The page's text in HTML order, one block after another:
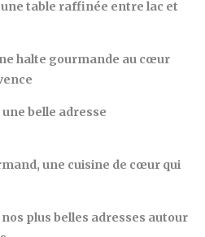
table raffinée entre lac et
halte gourmande au cœur
belle adresse
une cuisine de cœur qui
plus belles adresses autour